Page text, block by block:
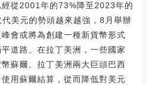
從2001年的73%降至2023年的
美元的勢頭越來越強，8月舉辦
會或將為創建一種新貨幣形式
道路。在拉丁美洲，一些國家
蘇爾。拉丁美洲兩大巨頭巴西
用蘇爾結算，從而降低對美元